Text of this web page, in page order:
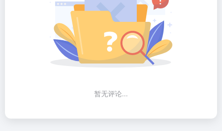
暂无评论...